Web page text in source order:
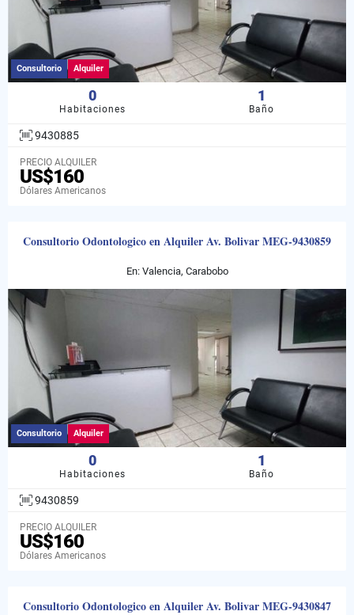
Consultorio Alquiler
0
Habitaciones
1
Baño
9430885
PRECIO ALQUILER
US$160
Dólares Americanos
Consultorio Odontologico en Alquiler Av. Bolivar MEG-9430859
En: Valencia, Carabobo
Consultorio Alquiler
0
Habitaciones
1
Baño
9430859
PRECIO ALQUILER
US$160
Dólares Americanos
Consultorio Odontologico en Alquiler Av. Bolivar MEG-9430847